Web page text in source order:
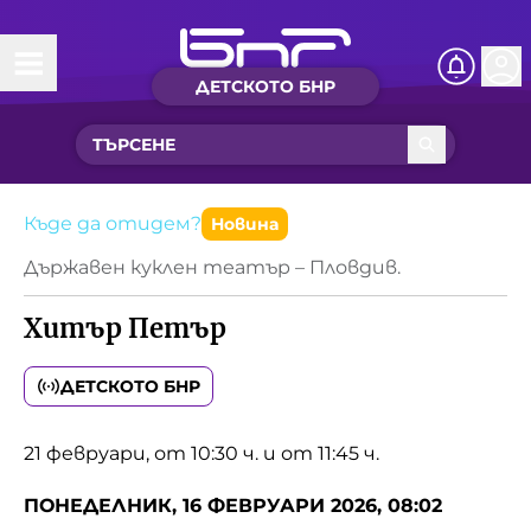
ДЕТСКОТО БНР
Начало
Какво ново?
Рубрики с вълшебства
Детско радио
Чуйте
Новините на детски език
Нашите гости
Къде да отидем? Новина
Държавен куклен театър – Пловдив.
Хитър Петър
ДЕТСКОТО БНР
21 февруари, от 10:30 ч. и от 11:45 ч.
ПОНЕДЕЛНИК, 16 ФЕВРУАРИ 2026, 08:02